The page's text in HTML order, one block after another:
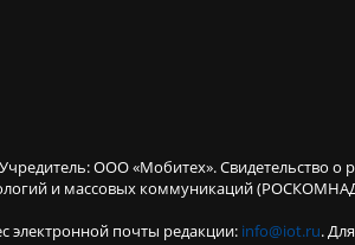
ООО «Мобитех». Свидетельство
и массовых коммуникаций
электронной почты редакции: info@iot.ru.